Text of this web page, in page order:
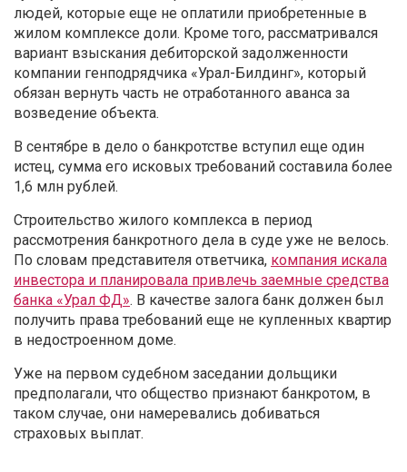
людей, которые еще не оплатили приобретенные в
жилом комплексе доли. Кроме того, рассматривался
вариант взыскания дебиторской задолженности
компании генподрядчика «Урал-Билдинг», который
обязан вернуть часть не отработанного аванса за
возведение объекта.
В сентябре в дело о банкротстве вступил еще один
истец, сумма его исковых требований составила более
1,6 млн рублей.
Строительство жилого комплекса в период
рассмотрения банкротного дела в суде уже не велось.
По словам представителя ответчика, компания искала
инвестора и планировала привлечь заемные средства
банка «Урал ФД». В качестве залога банк должен был
получить права требований еще не купленных квартир
в недостроенном доме.
Уже на первом судебном заседании дольщики
предполагали, что общество признают банкротом, в
таком случае, они намеревались добиваться
страховых выплат.